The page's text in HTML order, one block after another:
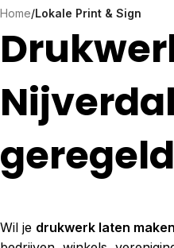
Home/Lokale Print & Sign
geregeld
Wil je drukwerk laten